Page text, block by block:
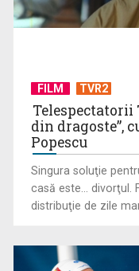
ursul polar”
FILM TVR2
Telespectatorii
din dragoste”,
Popescu
Singura soluţie
casă este... divorţul.
distribuţie de zile